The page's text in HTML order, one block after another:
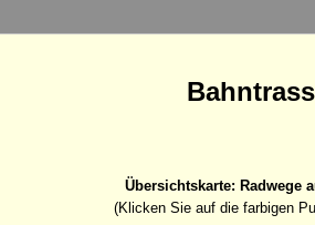
Übersichtskarte: Radwege
(Klicken Sie auf die farbigen